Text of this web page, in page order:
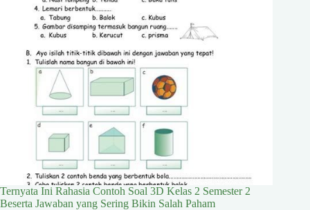
Ternyata Ini Rahasia Contoh Soal 3D Kelas 2 Semester 2
Beserta Jawaban yang Sering Bikin Salah Paham